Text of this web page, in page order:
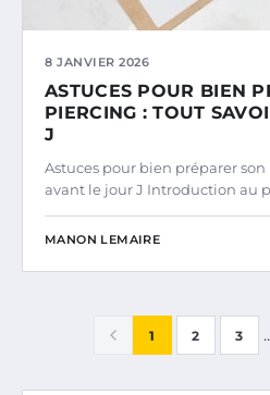
8 JANVIER 2026
ASTUCES POUR BIEN
PIERCING : TOUT
J
Astuces pour bien préparer
avant le jour J Introduction au
MANON LEMAIRE
1 2 3